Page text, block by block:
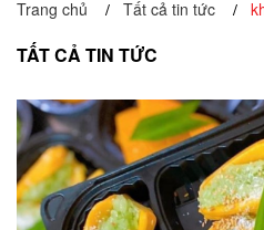
Trang chủ / Tất cả tin tức /
TẤT CẢ TIN TỨC